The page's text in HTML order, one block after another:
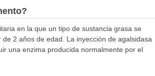
en la que un tipo de sustancia grasa se
2 años de edad. La inyección de agalsidasa
una enzima producida normalmente por el